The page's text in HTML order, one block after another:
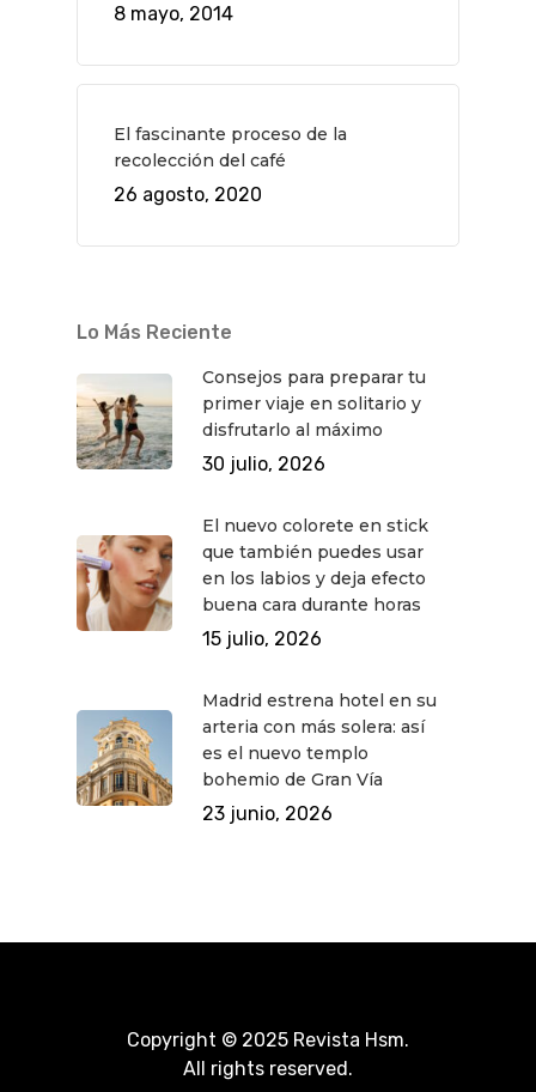
8 mayo, 2014
El fascinante proceso de la
recolección del café
26 agosto, 2020
Lo Más Reciente
Consejos para preparar tu
primer viaje en solitario y
disfrutarlo al máximo
30 julio, 2026
El nuevo colorete en stick
que también puedes usar
en los labios y deja efecto
buena cara durante horas
15 julio, 2026
Madrid estrena hotel en su
arteria con más solera: así
es el nuevo templo
bohemio de Gran Vía
23 junio, 2026
Copyright © 2025 Revista Hsm.
All rights reserved.